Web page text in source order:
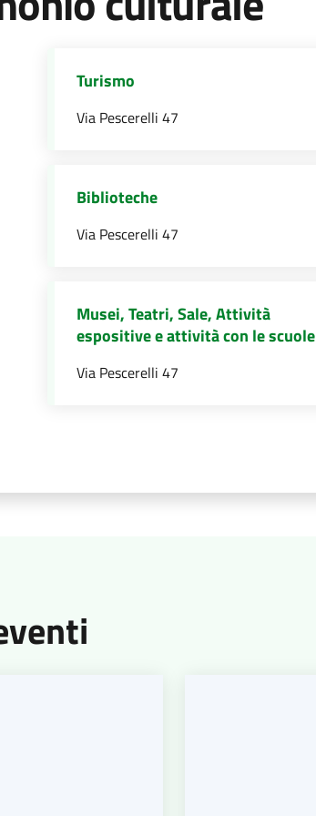
Turismo
Via Pescerelli 47
Biblioteche
Via Pescerelli 47
Musei, Teatri, Sale, Attività
espositive e attività con le scuole
Via Pescerelli 47